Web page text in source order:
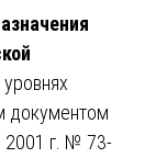
документом
2001 г. № 73-